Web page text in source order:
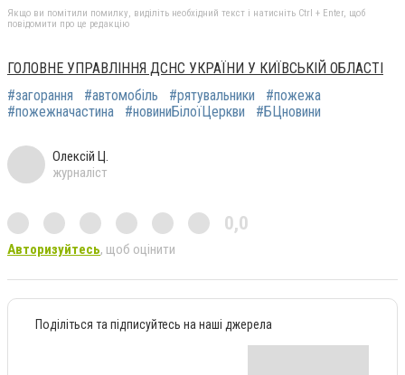
Якщо ви помітили помилку, виділіть необхідний текст і натисніть Ctrl + Enter, щоб
повідомити про це редакцію
ГОЛОВНЕ УПРАВЛІННЯ ДСНС УКРАЇНИ У КИЇВСЬКІЙ ОБЛАСТІ
#загорання
#автомобіль #рятувальники
#пожежа
#пожежначастина
#новиниБілоїЦеркви #БЦновини
Олексій Ц.
журналіст
0,0
Авторизуйтесь, щоб оцінити
Поділіться та підписуйтесь на наші джерела